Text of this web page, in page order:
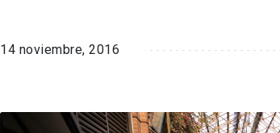
14 noviembre, 2016